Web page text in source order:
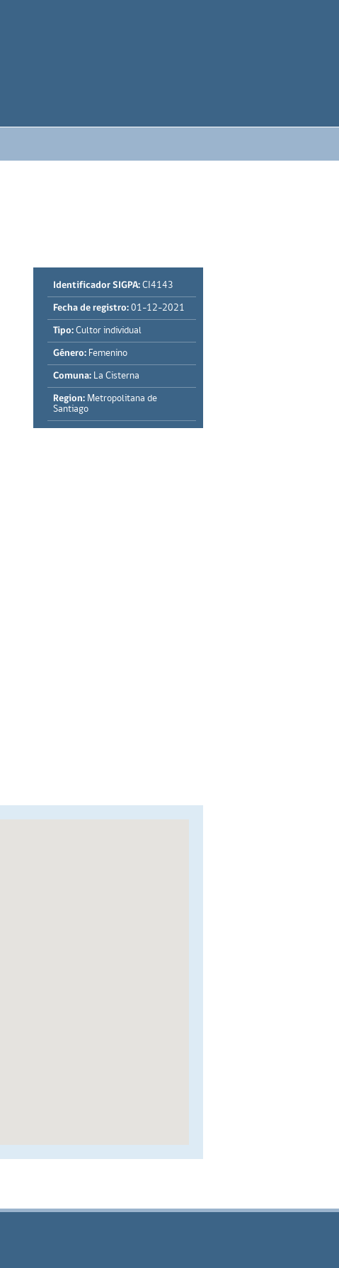
Identificador SIGPA: CI4143
Fecha de registro: 01-12-2021
Tipo: Cultor individual
Género: Femenino
Comuna: La Cisterna
Region: Metropolitana de
Santiago